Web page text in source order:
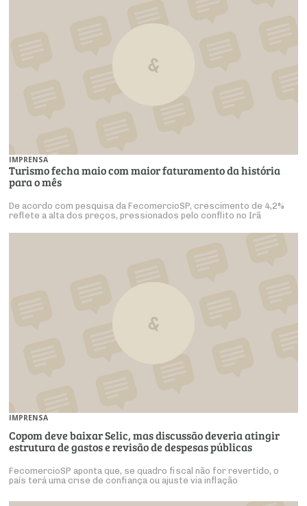
IMPRENSA
Turismo fecha maio com maior faturamento da história
para o mês
De acordo com pesquisa da FecomercioSP, crescimento de 4,2%
reflete a alta dos preços, pressionados pelo conflito no Irã
IMPRENSA
Copom deve baixar Selic, mas discussão deveria atingir
estrutura de gastos e revisão de despesas públicas
FecomercioSP aponta que, se quadro fiscal não for revertido, o
país terá uma crise de confiança ou ajuste via inflação